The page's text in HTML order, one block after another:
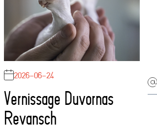
2026-06-24
Vernissage Duvornas
Revansch